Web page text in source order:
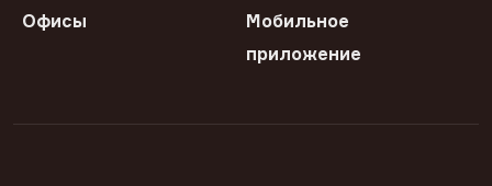
Офисы
Мобильное
приложение